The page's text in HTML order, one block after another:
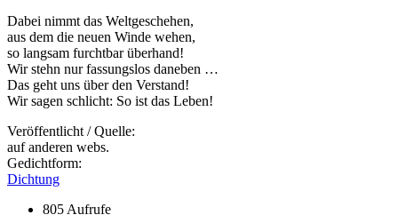
Dabei nimmt das Weltgeschehen,
aus dem die neuen Winde wehen,
so langsam furchtbar überhand!
Wir stehn nur fassungslos daneben …
Das geht uns über den Verstand!
Wir sagen schlicht: So ist das Leben!
Veröffentlicht / Quelle:
auf anderen webs.
Gedichtform:
Dichtung
805 Aufrufe